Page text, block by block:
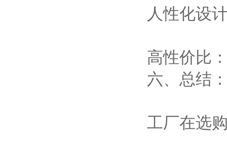
人性化设
高性价比
六、总结
工厂在选